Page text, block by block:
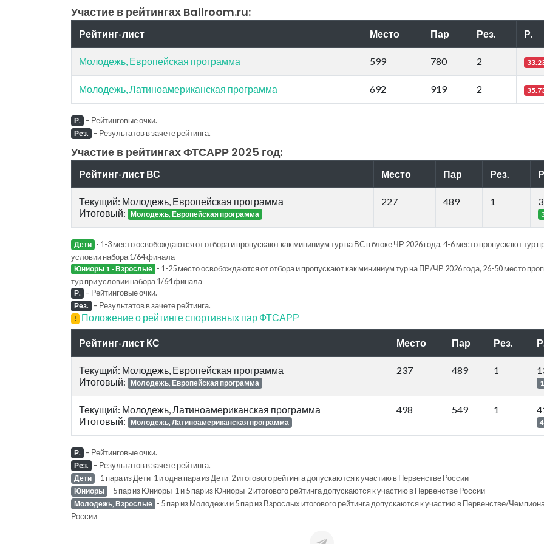
Участие в рейтингах Ballroom.ru:
Рейтинг-лист Место Пар Рез. Р.
Молодежь, Европейская программа 599 780 2
Молодежь, Латиноамериканская программа 692 919 2
Р. - Рейтинговые очки.
Рез. - Результатов в зачете рейтинга.
Участие в рейтингах ФТСАРР 2025 год:
Рейтинг-лист ВС Место Пар Рез.
Текущий: Молодежь, Европейская программа
Итоговый: Молодежь, Европейская программа
227 489 1
Дети - 1-3 место освобождаются от отбора и пропускают как мининиум тур на ВС в блоке ЧР 2026 года, 4-6 место пропускают тур
условии набора 1/64 финала
Юниоры 1 - Взрослые - 1-25 место освобождаются от отбора и пропускают как мининиум тур на ПР/ЧР 2026 года, 26-50 место
тур при условии набора 1/64 финала
Р. - Рейтинговые очки.
Рез. - Результатов в зачете рейтинга.
! Положение о рейтинге спортивных пар ФТСАРР
Рейтинг-лист КС Место Пар Рез.
Текущий: Молодежь, Европейская программа
Итоговый: Молодежь, Европейская программа
237 489 1
Текущий: Молодежь, Латиноамериканская программа
Итоговый: Молодежь, Латиноамериканская программа
498 549 1
Р. - Рейтинговые очки.
Рез. - Результатов в зачете рейтинга.
Дети - 1 пара из Дети-1 и одна пара из Дети-2 итогового рейтинга допускаются к участию в Первенстве России
Юниоры - 5 пар из Юниоры-1 и 5 пар из Юниоры-2 итогового рейтинга допускаются к участию в Первенстве России
Молодежь, Взрослые - 5 пар из Молодежи и 5 пар из Взрослых итогового рейтинга допускаются к участию в Первенстве/
России